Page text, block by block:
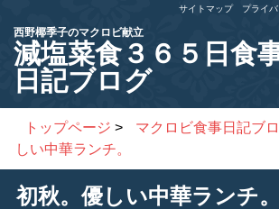
サイトマップ プライ
西野椰季子のマクロビ献立
減塩菜食３６５日食
日記ブログ
トップページ > マクロビ食事日記ブ
しい中華ランチ。
初秋。優しい中華ランチ。